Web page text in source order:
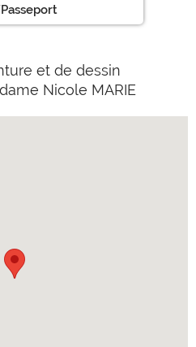
et de dessin
Nicole MARIE